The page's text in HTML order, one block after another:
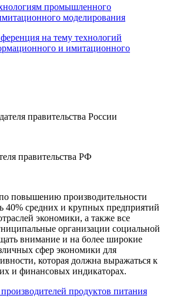
на тему технологий
и имитационного
правительства РФ
повышению производительности
40% средних и крупных предприятий
экономики, а также все
организации социальной
внимание и на более широкие
сфер экономики для
которая должна выражаться к
и финансовых индикаторах.